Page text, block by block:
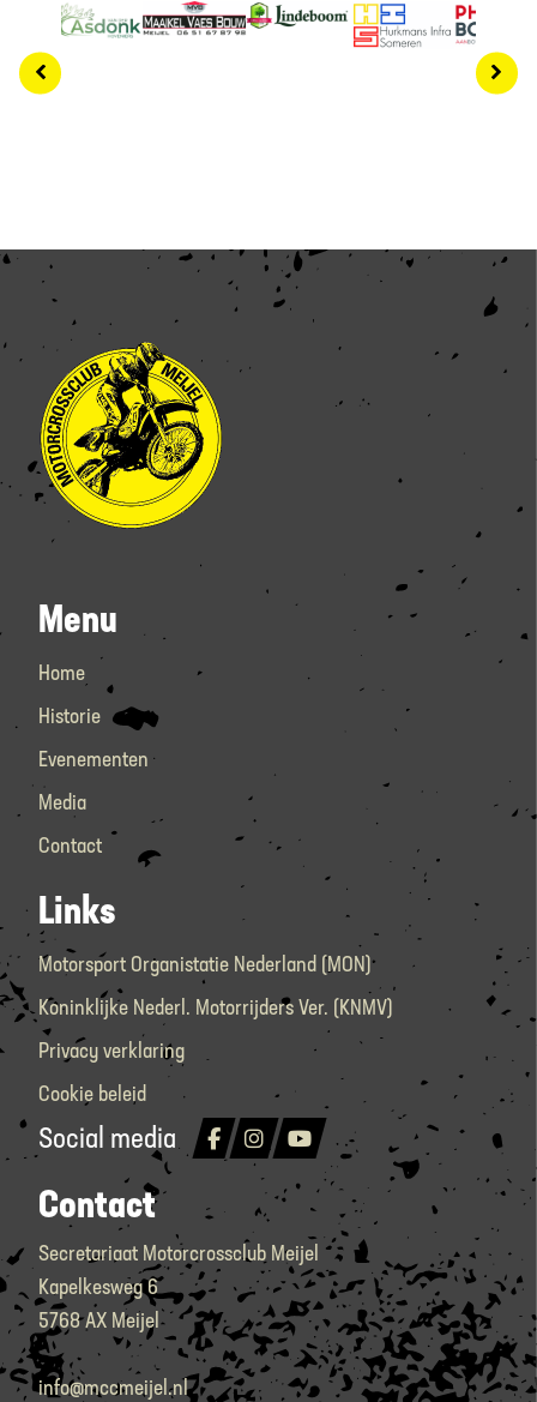
Menu
Home
Historie
Evenementen
Media
Contact
Links
Motorsport Organistatie Nederland (MON)
Koninklijke Nederl. Motorrijders Ver. (KNMV)
Privacy verklaring
Cookie beleid
Social media
Contact
Secretariaat Motorcrossclub Meijel
Kapelkesweg 6
5768 AX Meijel
info@mccmeijel.nl